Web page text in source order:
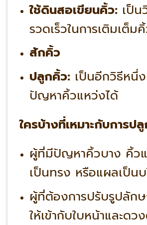
ใช้ดินสอเขียนคิ้ว:เป็น
รวดเร็วในการเติมเต็ม
สักคิ้ว
ปลูกคิ้ว:เป็นอีกวิธีหนึ่
ปัญหาคิ้วแหว่งได้
ใครบ้างที่เหมาะกับการป
ผู้ที่มีปัญหาคิ้วบาง คิ้ว
เป็นทรง หรือแผลเป็น
ผู้ที่ต้องการปรับรูปลัก
ให้เข้ากับใบหน้าและดว